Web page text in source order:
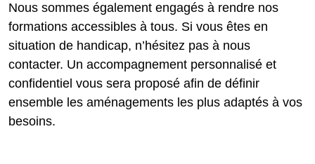
Nous sommes également engagés à rendre nos
formations accessibles à tous. Si vous êtes en
situation de handicap, n’hésitez pas à nous
contacter. Un accompagnement personnalisé et
confidentiel vous sera proposé afin de définir
ensemble les aménagements les plus adaptés à vos
besoins.